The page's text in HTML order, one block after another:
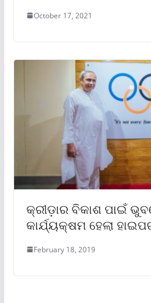
October 17, 2021
କ୍ରୀଡ଼ାର ବିକାଶ ପାଇଁ
କାର୍ଯ୍ୟକ୍ଷମ ହେଲା
February 18, 2019